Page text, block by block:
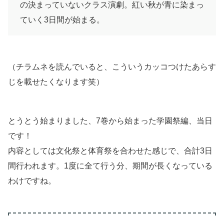
の決まっていないクラス演劇。紅い秋が青に染まっ
ていく3日間が始まる。
（チラムネを読んでいると、こういうカッコつけたあらす
じを載せたくなります笑）
とうとう始まりました、7巻から始まった学園祭編、当日
です！
内容としては文化祭と体育祭を合わせた感じで、合計3日
間行われます。1度に全て行う分、期間が長くなっている
わけですね。